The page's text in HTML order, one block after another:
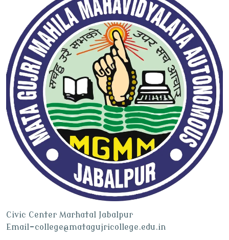
Civic Center Marhatal Jabalpur
Email-college@matagujricollege.edu.in